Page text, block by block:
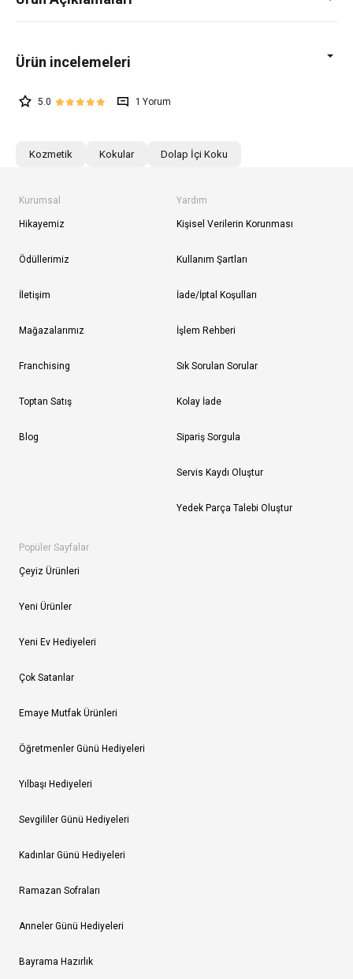
5.0 1
Kozmetik Kokular Dolap İçi Koku
Kurumsal
Hikayemiz
Ödüllerimiz
İletişim
Mağazalarımız
Franchising
Toptan Satış
Blog
Yardım
Kişisel Verilerin Korunması
Kullanım Şartları
İade/İptal Koşulları
İşlem Rehberi
Sık Sorulan Sorular
Kolay İade
Sipariş Sorgula
Servis Kaydı Oluştur
Yedek Parça Talebi Oluştur
Popüler Sayfalar
Çeyiz Ürünleri
Yeni Ürünler
Yeni Ev Hediyeleri
Çok Satanlar
Emaye Mutfak Ürünleri
Öğretmenler Günü Hediyeleri
Yılbaşı Hediyeleri
Sevgililer Günü Hediyeleri
Kadınlar Günü Hediyeleri
Ramazan Sofraları
Anneler Günü Hediyeleri
Bayrama Hazırlık